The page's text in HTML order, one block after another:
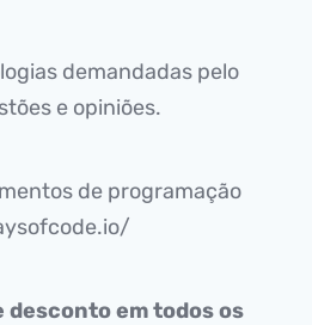
demandadas pelo
e opiniões.
de programação
desconto em todos os